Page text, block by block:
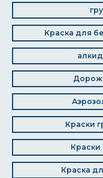
Краска для
Краски
Краски
Краска